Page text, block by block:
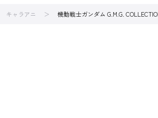
キャラアニ 機動戦士ガンダム G.M.G.